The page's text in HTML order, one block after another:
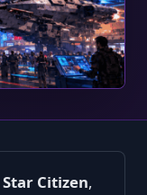
Star Citizen,